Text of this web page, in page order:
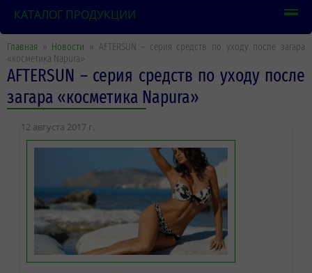
КАТАЛОГ ПРОДУКЦИИ
Главная » Новости » AFTERSUN – серия средств по уходу после загара
«косметика Napura»
AFTERSUN – серия средств по уходу после
загара «косметика Napura»
12 августа 2017 г.